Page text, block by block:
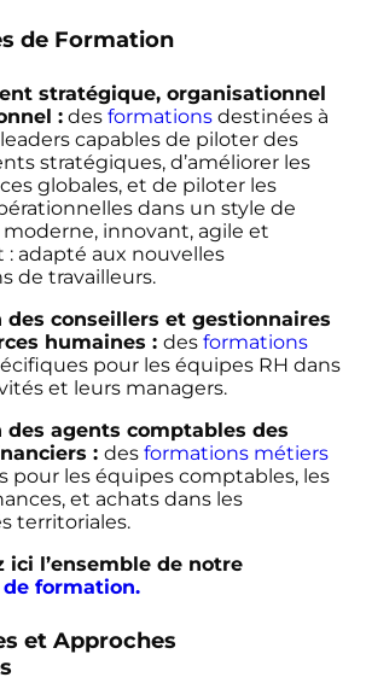
de Formation
stratégique, organisationnel
: des formations destinées à
capables de piloter des
stratégiques, d’améliorer les
globales, et de piloter les
dans un style de
moderne, innovant, agile et
: adapté aux nouvelles
de travailleurs.
des conseillers et gestionnaires
humaines : des formations
pour les équipes RH dans
et leurs managers.
des agents comptables des
: des formations métiers
pour les équipes comptables, les
et achats dans les
territoriales.
ici l’ensemble de notre
formation.
et Approches